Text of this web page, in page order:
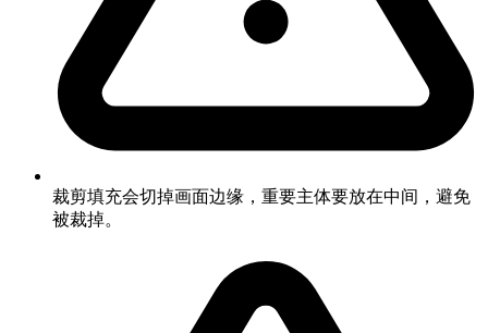
裁剪填充会切掉画面边缘，重要主体要放在中间，避免
被裁掉。